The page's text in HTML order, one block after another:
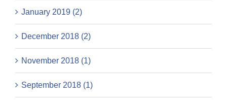
January 2019 (2)
December 2018 (2)
November 2018 (1)
September 2018 (1)